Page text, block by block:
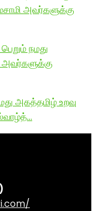
அவர்களுக்கு
நமது
அவர்களுக்கு
அகத்தமிழ் உறவு